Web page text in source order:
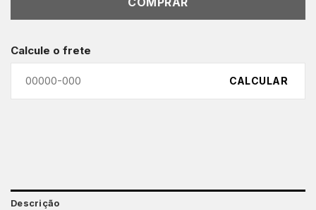
Calcule o frete
CALCULAR
Descrição